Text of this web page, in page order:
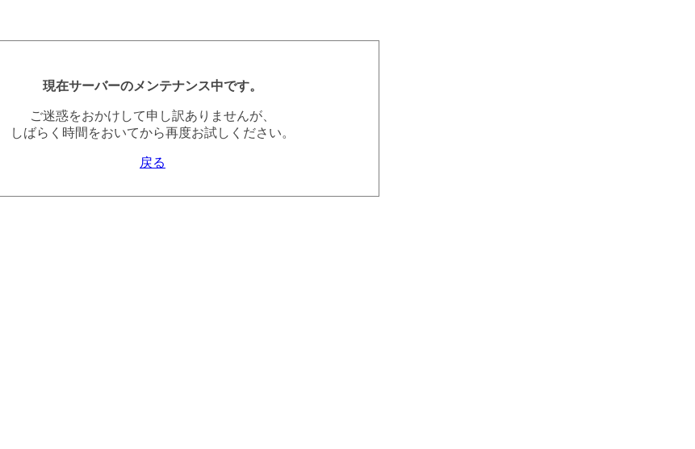
現在サーバーのメンテナンス中です。
ご迷惑をおかけして申し訳ありませんが、
しばらく時間をおいてから再度お試しください。
戻る